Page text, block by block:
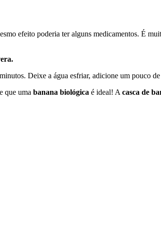
efeito poderia ter alguns medicamentos. É
Deixe a água esfriar, adicione um pouco
que uma banana biológica é ideal! A casca de